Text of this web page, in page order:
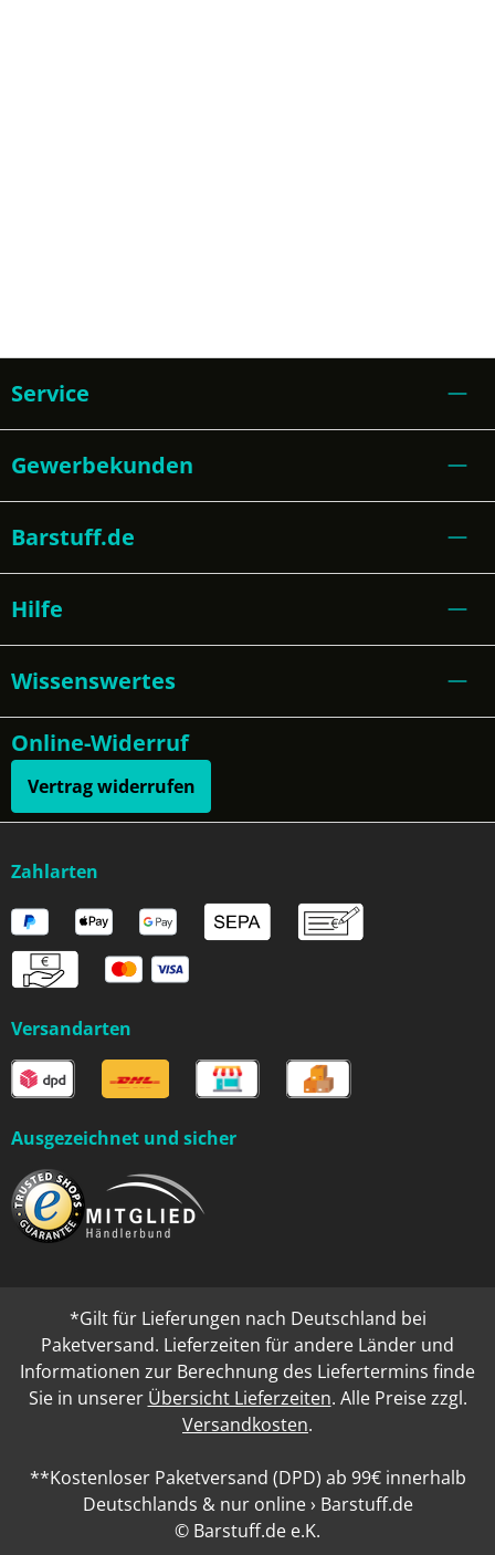
Service
Gewerbekunden
Barstuff.de
Hilfe
Wissenswertes
Online-Widerruf
Vertrag widerrufen
Zahlarten
Versandarten
Ausgezeichnet und sicher
*Gilt für Lieferungen nach Deutschland bei
Paketversand. Lieferzeiten für andere Länder und
Informationen zur Berechnung des Liefertermins finde
Sie in unserer Übersicht Lieferzeiten. Alle Preise zzgl.
Versandkosten.
**Kostenloser Paketversand (DPD) ab 99€ innerhalb
Deutschlands & nur online › Barstuff.de
© Barstuff.de e.K.